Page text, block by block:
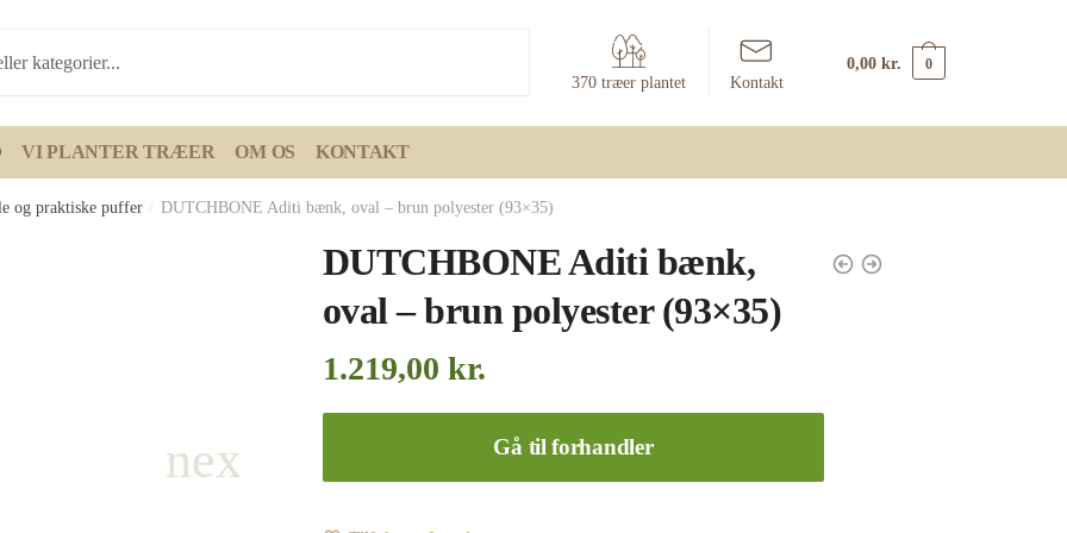
370 træer plantet Kontakt
0,00 kr. 0
VI PLANTER TRÆER OM OS KONTAKT
og praktiske puffer DUTCHBONE Aditi bænk, oval – brun polyester (93×35)
DUTCHBONE Aditi bænk,
oval – brun polyester (93×35)
1.219,00 kr.
Gå til forhandler